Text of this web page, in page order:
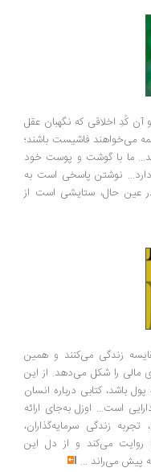
که نگهبان عقل
فاشیست باشند؛
با گوشت و پوست خود
پاسخی است به
ستایشی است از
می‌کنند و همین
شکل می‌دهد. از این
کتابی درباره انسان
اوزل به‌جای ارائه
سرمایه‌گذاران،
می‌کند و از دل این
...